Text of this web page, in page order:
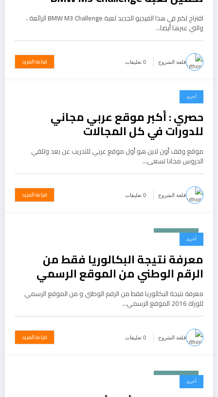
اقتراح لكم في هذا الفيديو الجديد لعبة BMW M3 Challenge الرائعة ،
والتي عبرها أيضا…
قلعة الشروح 0 تعليقات قراءة المزيد
يونيو 26, 2015
أخرى
حصري : أكبر موقع عربي مجاني
للدورات في كل المجالات
موقع وقف أون لاين هو أول موقع عربي للتدريب عن بعد وتلقي
الدروس مجانا تسعى…
قلعة الشروح 0 تعليقات قراءة المزيد
أخرى
معرفة نتيجة البكالوريا فقط من
الرقم الوطني من الموقع الرسمي
معرفة نتيجة البكالوريا فقط من الرقم الوطني و من الموقع الرسمي
للوزاة 2016 الموقع الرسمي…
قلعة الشروح 0 تعليقات قراءة المزيد
أخرى